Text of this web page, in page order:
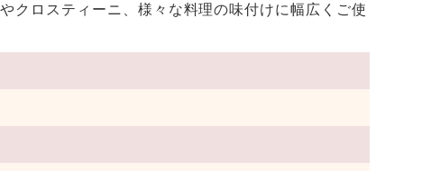
クロスティーニ、様々な料理の味付けに幅広くご使